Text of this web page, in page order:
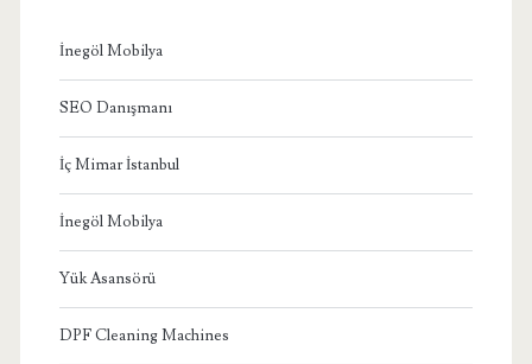
İnegöl Mobilya
SEO Danışmanı
İç Mimar İstanbul
İnegöl Mobilya
Yük Asansörü
DPF Cleaning Machines